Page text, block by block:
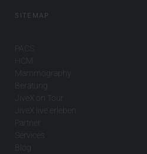
SITEMAP
PACS
HCM
Mammography
Beratung
JiveX on Tour
JiveX live erleben
Partner
Services
Blog